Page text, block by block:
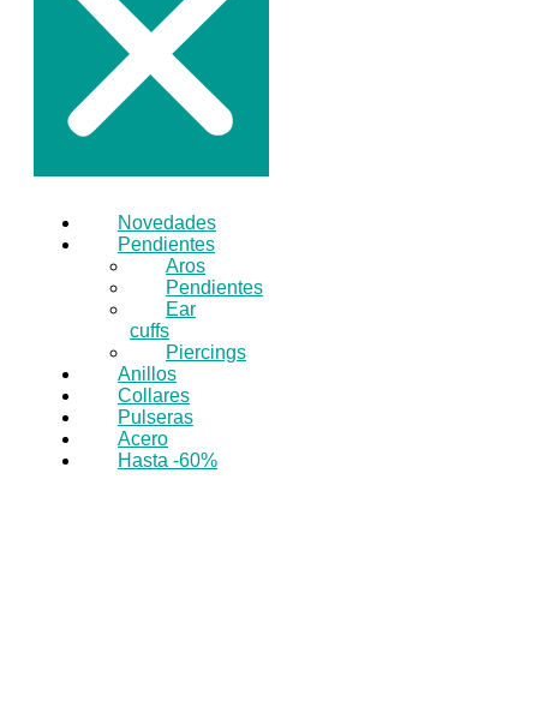
Novedades
Pendientes
Aros
Pendientes
Ear
cuffs
Piercings
Anillos
Collares
Pulseras
Acero
Hasta -60%